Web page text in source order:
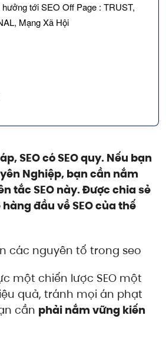
tới SEO Off Page : TRUST,
Mạng Xã Hội
SEO có SEO quy. Nếu bạn
Nghiệp, bạn cần nắm
tắc SEO này. Được chia sẻ
hàng đầu về SEO của thế
một chiến lược SEO một
quả, tránh mọi án phạt
cần phải nắm vững kiến